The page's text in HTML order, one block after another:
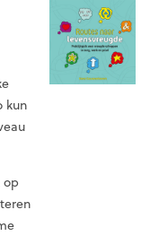
kun
op